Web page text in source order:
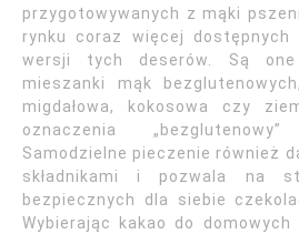
przygotowywanych z mąki
rynku coraz więcej dostępnych
wersji tych deserów. Są one
mieszanki mąk
migdałowa, kokosowa czy
oznaczenia
Samodzielne pieczenie również
składnikami i pozwala na
bezpiecznych dla siebie
Wybierając kakao do domowych